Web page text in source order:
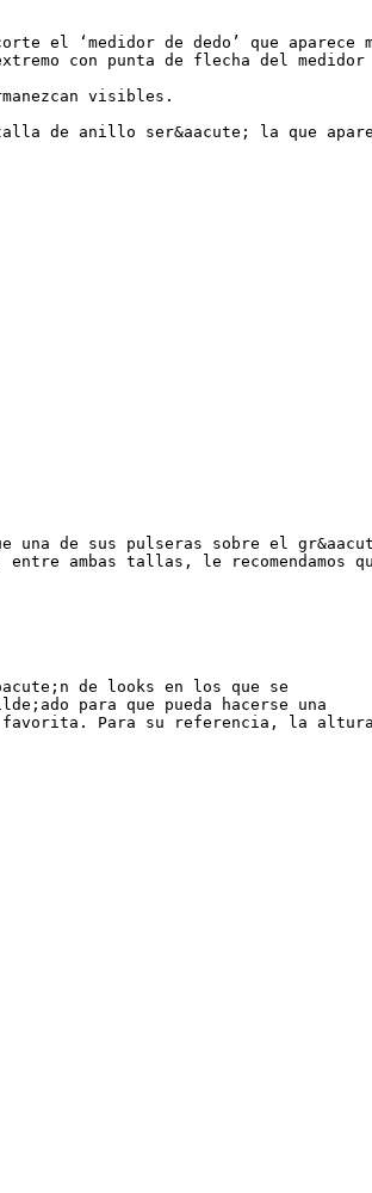
el ‘medidor de dedo’ que aparece
con punta de flecha del medidor
visibles.
de anillo ser&aacute; la que
una de sus pulseras sobre el
ambas tallas, le recomendamos
de looks en los que se
para que pueda hacerse una
favorita. Para su referencia, la altura